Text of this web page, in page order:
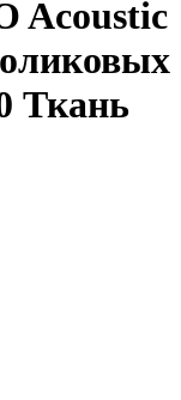
Acoustic
Ткань